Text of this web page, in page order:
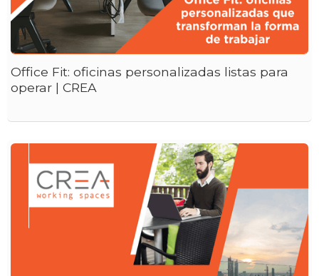
Office Fit: oficinas personalizadas listas para
operar | CREA